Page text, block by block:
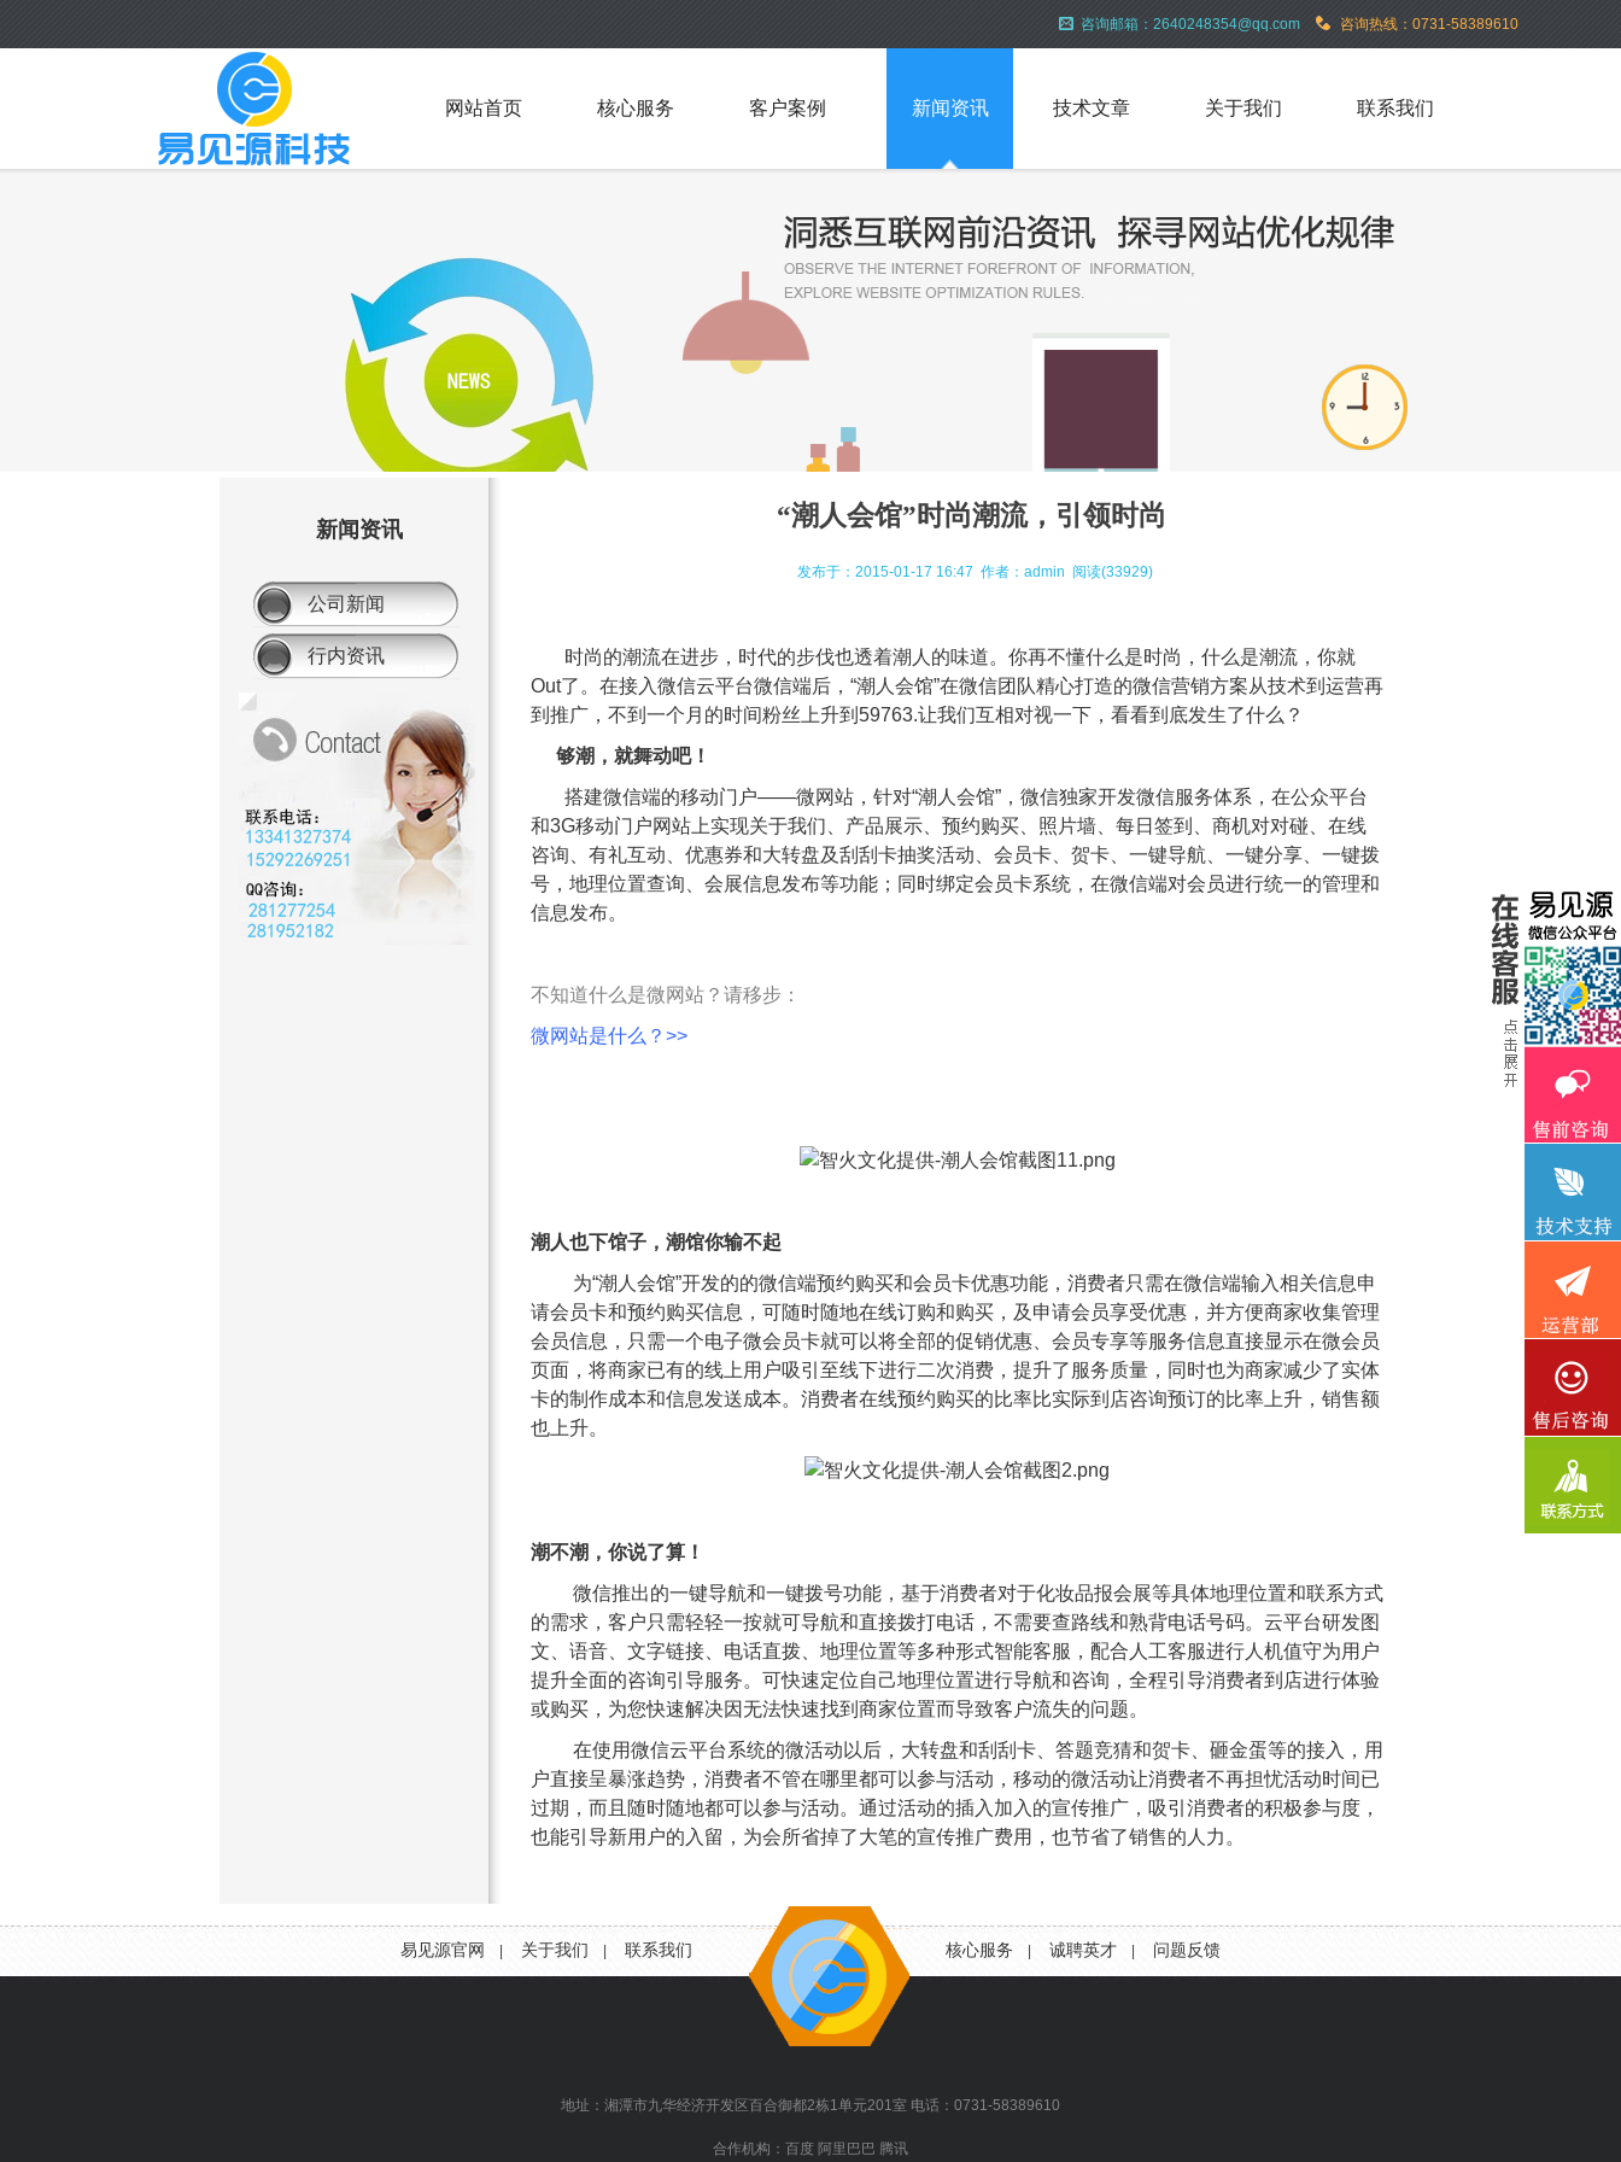
咨询热线：0731-58389610
咨询邮箱：2640248354@qq.com
网站首页 核心服务 客户案例 新闻资讯 技术文章 关于我们 联系我们
新闻资讯
公司新闻
行内资讯
“潮人会馆”时尚潮流，引领时尚
发布于：2015-01-17 16:47 作者：admin 阅读(33929)
时尚的潮流在进步，时代的步伐也透着潮人的味道。你再不懂什么是时尚，什么是潮流，你就
Out了。在接入微信云平台微信端后，“潮人会馆”在微信团队精心打造的微信营销方案从技术到运营再
到推广，不到一个月的时间粉丝上升到59763.让我们互相对视一下，看看到底发生了什么？
够潮，就舞动吧！
搭建微信端的移动门户——微网站，针对“潮人会馆”，微信独家开发微信服务体系，在公众平台
和3G移动门户网站上实现关于我们、产品展示、预约购买、照片墙、每日签到、商机对对碰、在线
咨询、有礼互动、优惠券和大转盘及刮刮卡抽奖活动、会员卡、贺卡、一键导航、一键分享、一键拨
号，地理位置查询、会展信息发布等功能；同时绑定会员卡系统，在微信端对会员进行统一的管理和
信息发布。
不知道什么是微网站？请移步：
微网站是什么？>>
潮人也下馆子，潮馆你输不起
为“潮人会馆”开发的的微信端预约购买和会员卡优惠功能，消费者只需在微信端输入相关信息申
请会员卡和预约购买信息，可随时随地在线订购和购买，及申请会员享受优惠，并方便商家收集管理
会员信息，只需一个电子微会员卡就可以将全部的促销优惠、会员专享等服务信息直接显示在微会员
页面，将商家已有的线上用户吸引至线下进行二次消费，提升了服务质量，同时也为商家减少了实体
卡的制作成本和信息发送成本。消费者在线预约购买的比率比实际到店咨询预订的比率上升，销售额
也上升。
潮不潮，你说了算！
微信推出的一键导航和一键拨号功能，基于消费者对于化妆品报会展等具体地理位置和联系方式
的需求，客户只需轻轻一按就可导航和直接拨打电话，不需要查路线和熟背电话号码。云平台研发图
文、语音、文字链接、电话直拨、地理位置等多种形式智能客服，配合人工客服进行人机值守为用户
提升全面的咨询引导服务。可快速定位自己地理位置进行导航和咨询，全程引导消费者到店进行体验
或购买，为您快速解决因无法快速找到商家位置而导致客户流失的问题。
在使用微信云平台系统的微活动以后，大转盘和刮刮卡、答题竞猜和贺卡、砸金蛋等的接入，用
户直接呈暴涨趋势，消费者不管在哪里都可以参与活动，移动的微活动让消费者不再担忧活动时间已
过期，而且随时随地都可以参与活动。通过活动的插入加入的宣传推广，吸引消费者的积极参与度，
也能引导新用户的入留，为会所省掉了大笔的宣传推广费用，也节省了销售的人力。
易见源官网 | 关于我们 | 联系我们 核心服务 | 诚聘英才 | 问题反馈
地址：湘潭市九华经济开发区百合御都2栋1单元201室 电话：0731-58389610
合作机构：百度 阿里巴巴 腾讯